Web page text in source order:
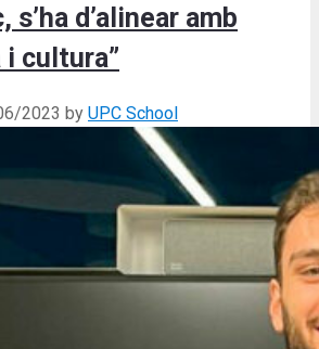
d’alinear amb
cultura”
2023 by UPC School